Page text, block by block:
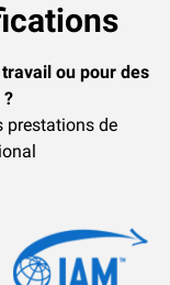
ou pour des
prestations de